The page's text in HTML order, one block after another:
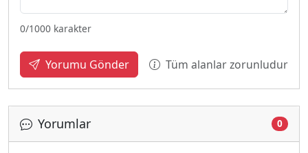
0/1000 karakter
Yorumu Gönder Tüm alanlar zorunludur
Yorumlar 0